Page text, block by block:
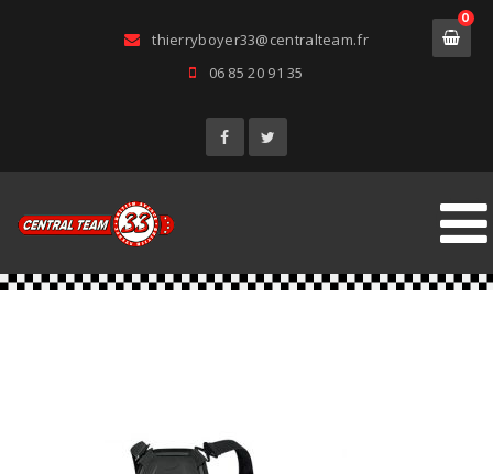
thierryboyer33@centralteam.fr
06 85 20 91 35
0